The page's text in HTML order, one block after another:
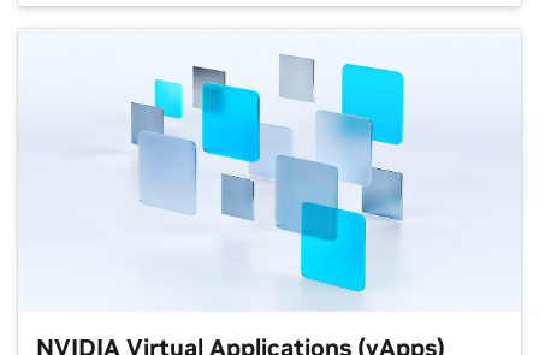
NVIDIA Virtual Applications (vApps)